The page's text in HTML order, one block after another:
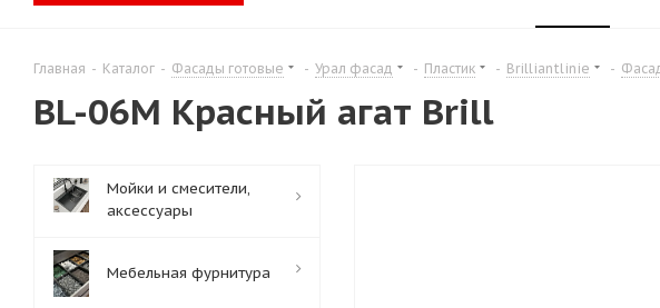
Главная - Каталог - Фасады готовые - Урал фасад - Пластик - Brilliantlinie -
BL-06M Красный агат Brill
Мойки и смесители,
аксессуары
Мебельная фурнитура